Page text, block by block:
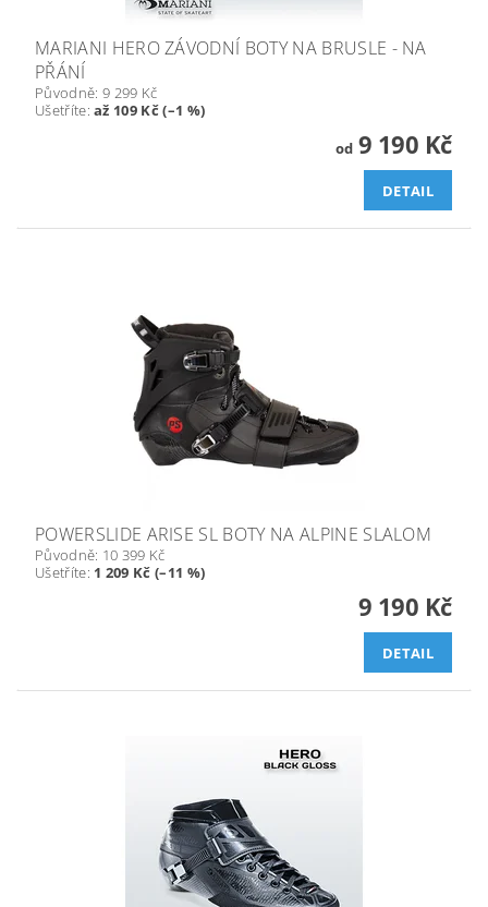
MARIANI HERO ZÁVODNÍ BOTY NA BRUSLE - NA
PŘÁNÍ
Původně: 9 299 Kč
Ušetříte:až 109 Kč (–1 %)
od9 190 Kč
DETAIL
POWERSLIDE ARISE SL BOTY NA ALPINE SLALOM
Původně: 10 399 Kč
Ušetříte: 1 209 Kč (–11 %)
9 190 Kč
DETAIL